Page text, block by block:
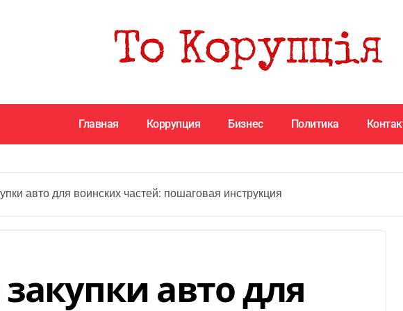
Главная Коррупция Бизнес Политика
авто для воинских частей: пошаговая инструкция
авто для